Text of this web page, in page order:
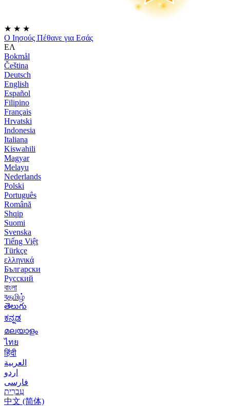
★ ★ ★
Ο Ιησούς Πέθανε για Εσάς
ΕΛ
Bokmål
Čeština
Deutsch
English
Español
Filipino
Français
Hrvatski
Indonesia
Italiana
Kiswahili
Magyar
Melayu
Nederlands
Polski
Português
Română
Shqip
Suomi
Svenska
Tiếng Việt
Türkçe
ελληνικά
Български
Русский
বাংলা
বதமிழ்
తెలుగు
ಕನ್ನಡ
മലയാളം
ไทย
हिंदी
العربية
اردو
فارسی
עִברִית
中文 (简体)